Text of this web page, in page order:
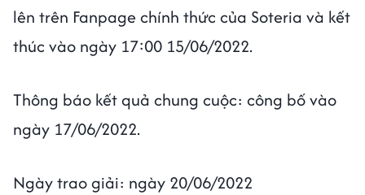
lên trên Fanpage chính thức của Soteria và kết
thúc vào ngày 17:00 15/06/2022.
Thông báo kết quả chung cuộc: công bố vào
ngày 17/06/2022.
Ngày trao giải: ngày 20/06/2022